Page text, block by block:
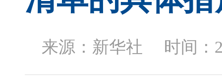
来源：新华社 时间：